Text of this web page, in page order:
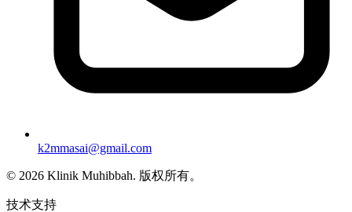
k2mmasai@gmail.com
© 2026 Klinik Muhibbah. 版权所有。
技术支持